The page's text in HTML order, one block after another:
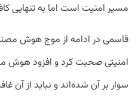
مسیر امنیت است اما به تنهایی
قاسمی در ادامه از موج هوش
امنیتی صحبت کرد و افزود
سوار بر آن شده‌اند و نباید از آن